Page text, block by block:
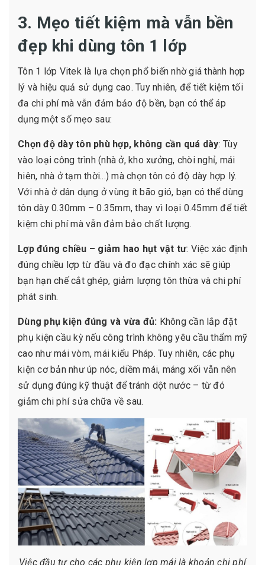
3. Mẹo tiết kiệm mà vẫn bền
đẹp khi dùng tôn 1 lớp
Tôn 1 lớp Vitek là lựa chọn phổ biến nhờ giá thành hợp
lý và hiệu quả sử dụng cao. Tuy nhiên, để tiết kiệm tối
đa chi phí mà vẫn đảm bảo độ bền, bạn có thể áp
dụng một số mẹo sau:
Chọn độ dày tôn phù hợp, không cần quá dày: Tùy
vào loại công trình (nhà ở, kho xưởng, chòi nghỉ, mái
hiên, nhà ở tạm thời...) mà chọn tôn có độ dày hợp lý.
Với nhà ở dân dụng ở vùng ít bão gió, bạn có thể dùng
tôn dày 0.30mm – 0.35mm, thay vì loại 0.45mm để tiết
kiệm chi phí mà vẫn đảm bảo chất lượng.
Lợp đúng chiều – giảm hao hụt vật tư: Việc xác định
đúng chiều lợp từ đầu và đo đạc chính xác sẽ giúp
bạn hạn chế cắt ghép, giảm lượng tôn thừa và chi phí
phát sinh.
Dùng phụ kiện đúng và vừa đủ: Không cần lắp đặt
phụ kiện cầu kỳ nếu công trình không yêu cầu thẩm mỹ
cao như mái vòm, mái kiểu Pháp. Tuy nhiên, các phụ
kiện cơ bản như úp nóc, diềm mái, máng xối vẫn nên
sử dụng đúng kỹ thuật để tránh dột nước – từ đó
giảm chi phí sửa chữa về sau.
Việc đầu tư cho các phụ kiện lợp mái là khoản chi phí